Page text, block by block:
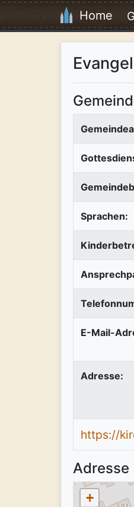
Home
Sprachen:
E-Mail-
Adresse:
https://
Adresse
+